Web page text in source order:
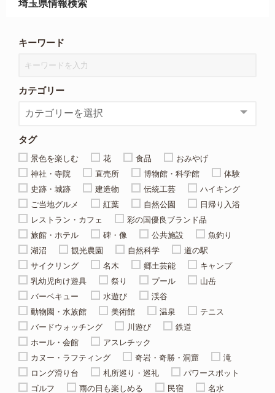
埼玉県情報検索
キーワード
カテゴリー
タグ
景色を楽しむ 花 食品
おみやげ
神社・寺院
直売所 博物館・科学館
体験
史跡・城跡
建造物 伝統工芸
ハイキング
ご当地グルメ
紅葉 自然公園
日帰り入浴
レストラン・カフェ
彩の国優良ブランド品
旅館・ホテル
碑・像 公共施設
魚釣り
湖沼
観光農園 自然科学
道の駅
サイクリング
名木 郷土芸能
キャンプ
乳幼児向け遊具
祭り プール
山岳
バーベキュー
水遊び
渓谷
動物園・水族館
美術館 温泉
テニス
バードウォッチング
川遊び
鉄道
ホール・会館
アスレチック
カヌー・ラフティング
奇岩・奇勝・洞窟
滝
ロング滑り台
札所巡り・巡礼
パワースポット
ゴルフ
雨の日も楽しめる 民宿
名水